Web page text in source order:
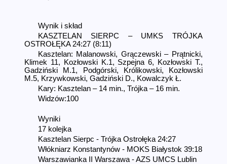
Wynik i skład
KASZTELAN SIERPC – UMKS TRÓJKA
OSTROŁĘKA 24:27 (8:11)
Kasztelan: Malanowski, Grączewski – Prątnicki,
Klimek 11, Kozłowski K.1, Szpejna 6, Kozłowski T.,
Gadziński M.1, Podgórski, Królikowski, Kozłowski
M.5, Krzywkowski, Gadziński D., Kowalczyk Ł.
Kary: Kasztelan – 14 min., Trójka – 16 min.
Widzów:100
Wyniki
17 kolejka
Kasztelan Sierpc - Trójka Ostrołęka 24:27
Włókniarz Konstantynów - MOKS Białystok 39:18
Warszawianka II Warszawa - AZS UMCS Lublin